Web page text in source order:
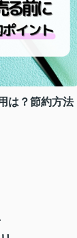
は？節約方法